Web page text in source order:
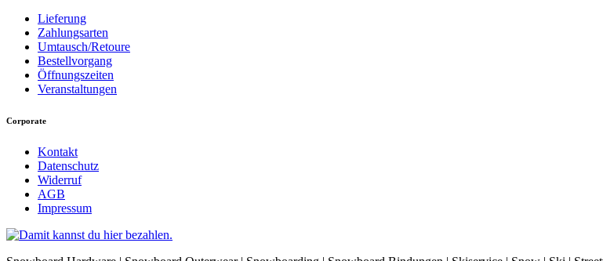
Lieferung
Zahlungsarten
Umtausch/Retoure
Bestellvorgang
Öffnungszeiten
Veranstaltungen
Corporate
Kontakt
Datenschutz
Widerruf
AGB
Impressum